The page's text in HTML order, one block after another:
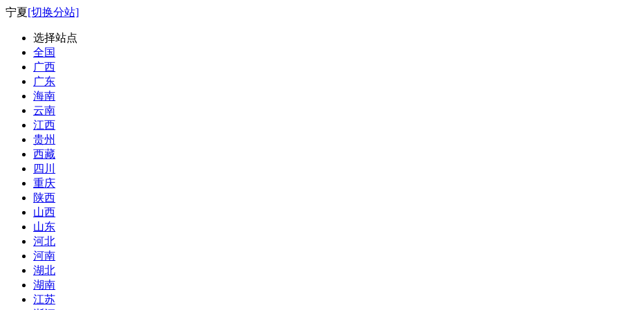
宁夏[切换分站]
选择站点
全国
广西
广东
海南
云南
江西
贵州
西藏
四川
重庆
陕西
山西
山东
河北
河南
湖北
湖南
江苏